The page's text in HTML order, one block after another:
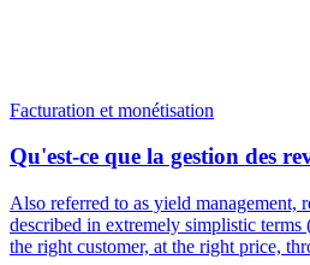
Facturation et monétisation
Qu'est-ce que la gestion des
Also referred to as yield management,
described in extremely simplistic
the right customer, at the right price,